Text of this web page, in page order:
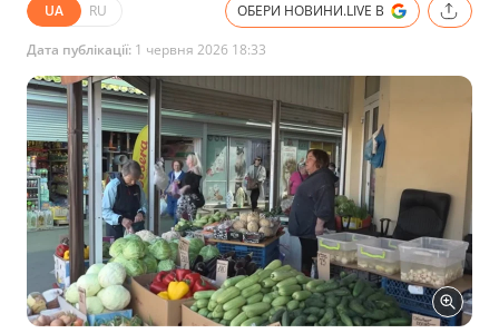
UA RU ОБЕРИ НОВИНИ.LIVE В
Дата публікації: 1 червня 2026 18:33